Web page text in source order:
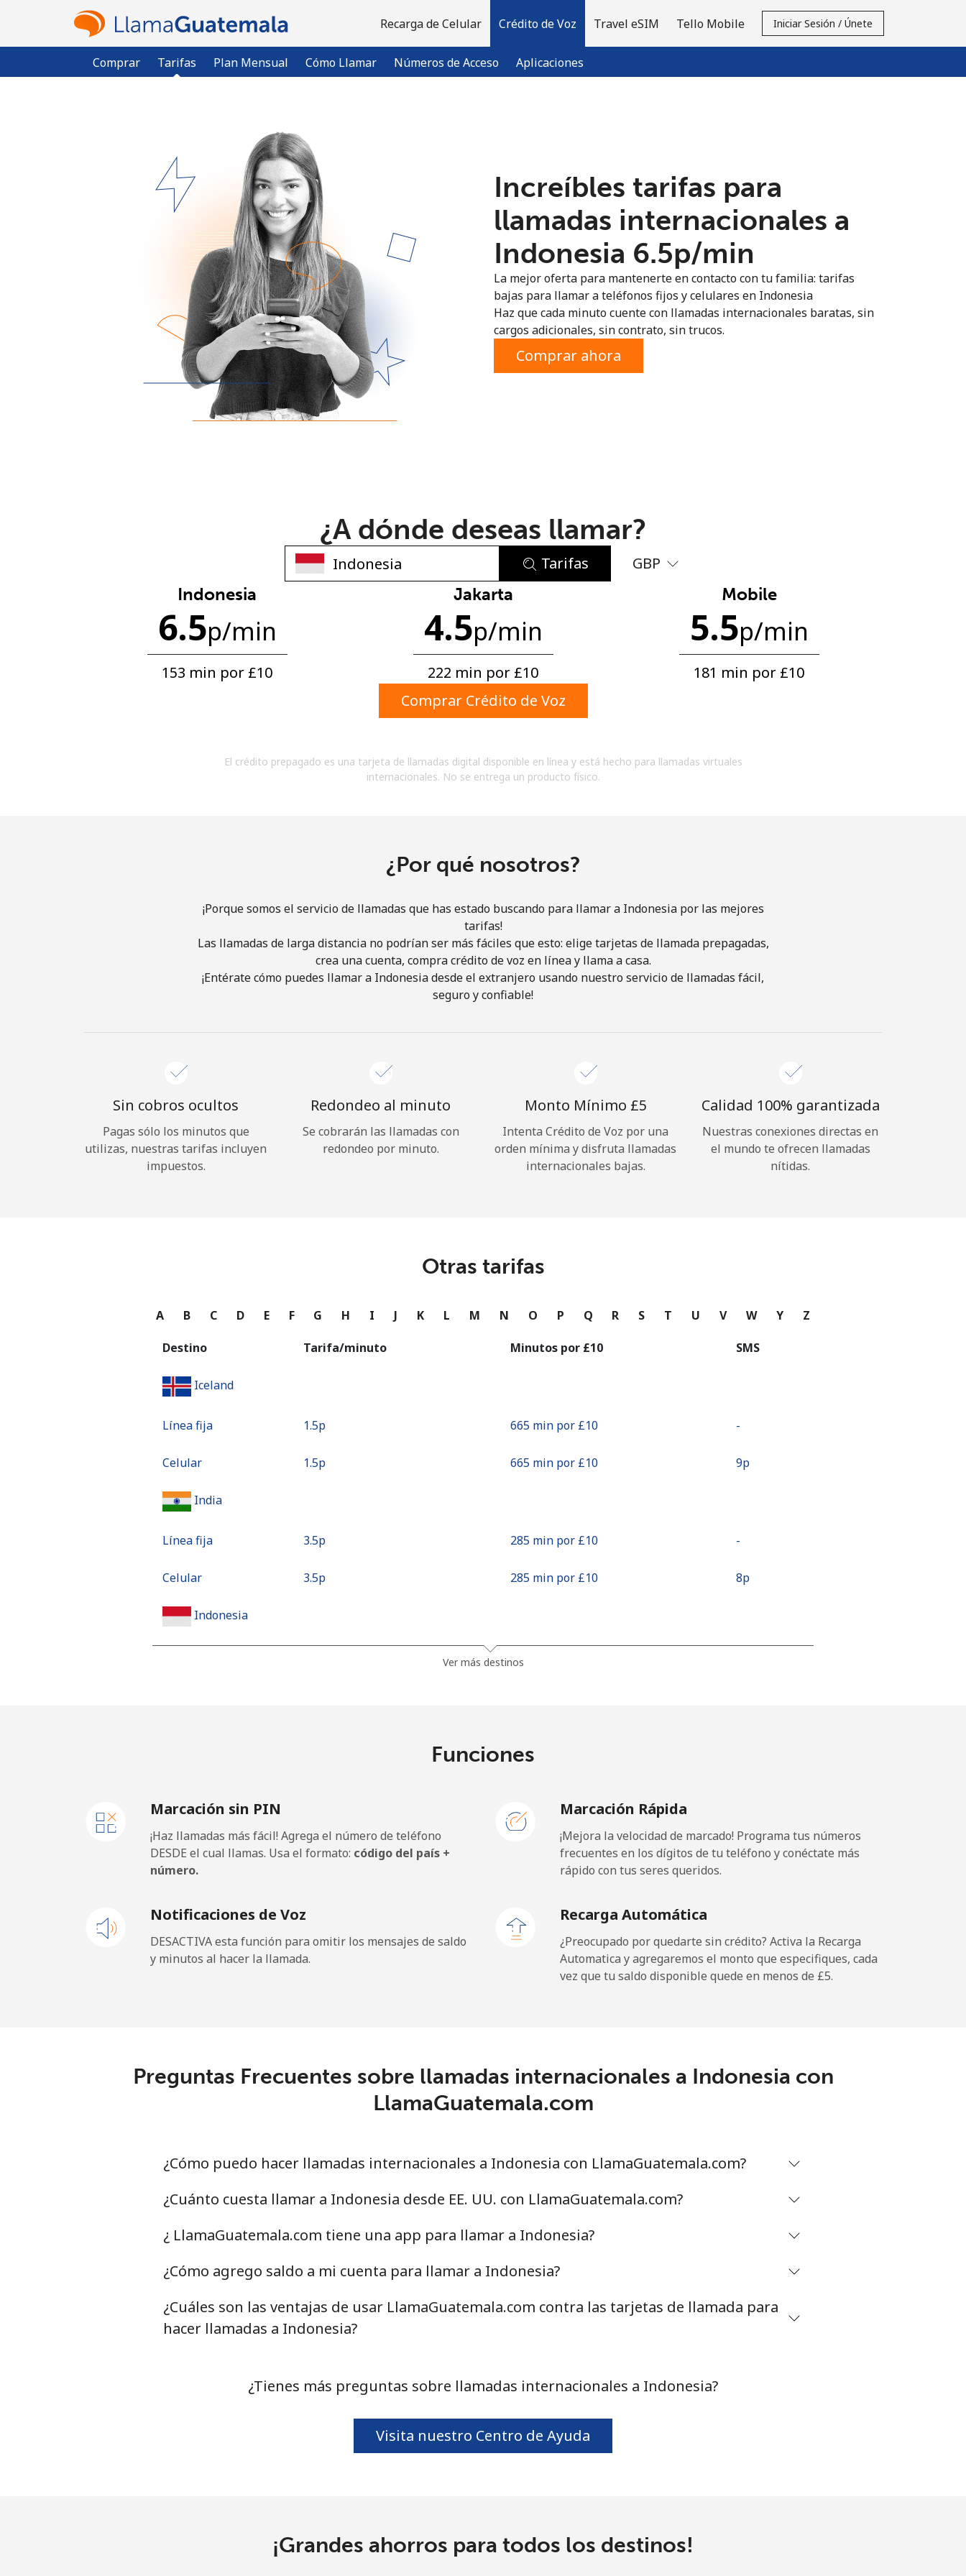
Recarga de Celular Crédito de Voz
Comprar Tarifas Plan Mensual Cómo Llamar Números de Acceso Aplicaciones
Travel eSIM Tello Mobile Iniciar Sesión / Únete
¿Ya tienes una cuenta? Inicia sesión →
Regístrate con
No se ha creado una contraseña
Mínimo 8 caracteres
Una letra mayúscula y una minúscula
Un caracter especial
acuerdo con estos
Términos y condiciones.
Únete
¡Hola!
Continuar con
Increíbles tarifas para
llamadas internacionales a
Indonesia ⁦6.5p⁩/min
La mejor oferta para mantenerte en contacto con tu familia: tarifas
bajas para llamar a teléfonos fijos y celulares en Indonesia
Haz que cada minuto cuente con llamadas internacionales baratas, sin
cargos adicionales, sin contrato, sin trucos.
Comprar ahora
¿A dónde deseas llamar?
Tarifas GBP
Indonesia
6.5p/min
153 min por ⁦£10⁩
Jakarta
4.5p/min
222 min por ⁦£10⁩
Mobile
5.5p/min
181 min por ⁦£10⁩
Comprar Crédito de Voz
El crédito prepagado es una tarjeta de llamadas digital disponible en línea y está hecho para llamadas virtuales
internacionales. No se entrega un producto físico.
¿Por qué nosotros?
¡Porque somos el servicio de llamadas que has estado buscando para llamar a Indonesia por las mejores
tarifas!
Las llamadas de larga distancia no podrían ser más fáciles que esto: elige tarjetas de llamada prepagadas,
crea una cuenta, compra crédito de voz en línea y llama a casa.
¡Entérate cómo puedes llamar a Indonesia desde el extranjero usando nuestro servicio de llamadas fácil,
seguro y confiable!
Sin cobros ocultos
Pagas sólo los minutos que
utilizas, nuestras tarifas incluyen
impuestos.
Redondeo al minuto
Se cobrarán las llamadas con
redondeo por minuto.
Monto Mínimo ⁦£5⁩
Intenta Crédito de Voz por una
orden mínima y disfruta llamadas
internacionales bajas.
Calidad 100% garantizada
Nuestras conexiones directas en
el mundo te ofrecen llamadas
nítidas.
Otras tarifas
A B C D E F G H I J K L M N O P Q R S T U V W Y Z
Destino Tarifa/minuto Minutos por ⁦£10⁩ SMS
Iceland
Línea fija ⁦1.5p⁩ 665 min por ⁦£10⁩ -
Celular ⁦1.5p⁩ 665 min por ⁦£10⁩ ⁦9p⁩
India
Línea fija ⁦3.5p⁩ 285 min por ⁦£10⁩ -
Celular ⁦3.5p⁩ 285 min por ⁦£10⁩ ⁦8p⁩
Indonesia
Línea fija 46 min por ⁦£10⁩
Celular ⁦28.5p⁩ 35 min por ⁦£10⁩ -
Línea fija ⁦21.9p⁩ 45 min por ⁦£10⁩
Celular ⁦23.9p⁩ 41 min por ⁦£10⁩ -
Celular ⁦2.1p⁩ 476 min por ⁦£10⁩ -
Celular 91 min por ⁦£10⁩
Italy
Línea fija ⁦1.5p⁩ 665 min por ⁦£10⁩
Celular ⁦1.5p⁩ 665 min por ⁦£10⁩ ⁦7p⁩
⁦48.5p⁩ 20 min por ⁦£10⁩
27 min por ⁦£10⁩
Ver más destinos
Funciones
Marcación sin PIN
¡Haz llamadas más fácil! Agrega el número de teléfono
DESDE el cual llamas. Usa el formato: código del país +
número.
Marcación Rápida
¡Mejora la velocidad de marcado! Programa tus números
frecuentes en los dígitos de tu teléfono y conéctate más
rápido con tus seres queridos.
Notificaciones de Voz
DESACTIVA esta función para omitir los mensajes de saldo
y minutos al hacer la llamada.
Recarga Automática
¿Preocupado por quedarte sin crédito? Activa la Recarga
Automatica y agregaremos el monto que especifiques, cada
vez que tu saldo disponible quede en menos de ⁦£5⁩.
Preguntas Frecuentes sobre llamadas internacionales a Indonesia con
LlamaGuatemala.com
¿Cómo puedo hacer llamadas internacionales a Indonesia con LlamaGuatemala.com?
¿Cuánto cuesta llamar a Indonesia desde EE. UU. con LlamaGuatemala.com?
¿ LlamaGuatemala.com tiene una app para llamar a Indonesia?
¿Cómo agrego saldo a mi cuenta para llamar a Indonesia?
¿Cuáles son las ventajas de usar LlamaGuatemala.com contra las tarjetas de llamada para
hacer llamadas a Indonesia?
¿Tienes más preguntas sobre llamadas internacionales a Indonesia?
Visita nuestro Centro de Ayuda
¡Grandes ahorros para todos los destinos!